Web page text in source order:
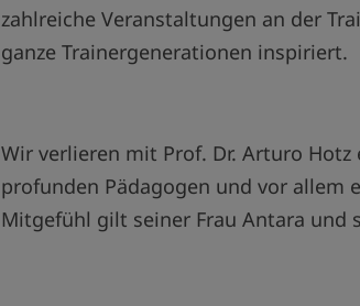
zahlreiche Veranstaltungen an der
ganze Trainergenerationen inspiriert.
Wir verlieren mit Prof. Dr. Arturo Hotz
profunden Pädagogen und vor allem
Mitgefühl gilt seiner Frau Antara und